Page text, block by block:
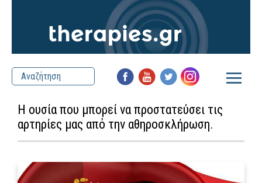
Η ουσία που μπορεί να προστατεύσει τις
αρτηρίες μας από την αθηροσκλήρωση.